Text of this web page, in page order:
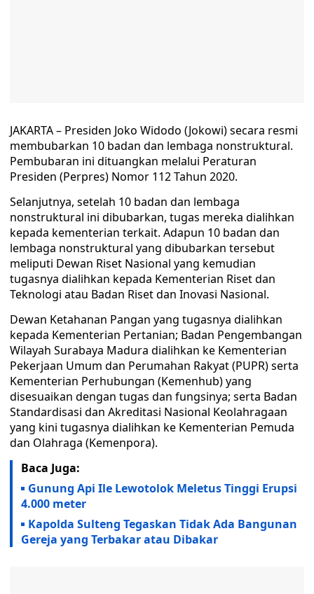
JAKARTA – Presiden Joko Widodo (Jokowi) secara resmi
membubarkan 10 badan dan lembaga nonstruktural.
Pembubaran ini dituangkan melalui Peraturan
Presiden (Perpres) Nomor 112 Tahun 2020.
Selanjutnya, setelah 10 badan dan lembaga
nonstruktural ini dibubarkan, tugas mereka dialihkan
kepada kementerian terkait. Adapun 10 badan dan
lembaga nonstruktural yang dibubarkan tersebut
meliputi Dewan Riset Nasional yang kemudian
tugasnya dialihkan kepada Kementerian Riset dan
Teknologi atau Badan Riset dan Inovasi Nasional.
Dewan Ketahanan Pangan yang tugasnya dialihkan
kepada Kementerian Pertanian; Badan Pengembangan
Wilayah Surabaya Madura dialihkan ke Kementerian
Pekerjaan Umum dan Perumahan Rakyat (PUPR) serta
Kementerian Perhubungan (Kemenhub) yang
disesuaikan dengan tugas dan fungsinya; serta Badan
Standardisasi dan Akreditasi Nasional Keolahragaan
yang kini tugasnya dialihkan ke Kementerian Pemuda
dan Olahraga (Kemenpora).
Baca Juga:
Gunung Api Ile Lewotolok Meletus Tinggi Erupsi
4.000 meter
Kapolda Sulteng Tegaskan Tidak Ada Bangunan
Gereja yang Terbakar atau Dibakar